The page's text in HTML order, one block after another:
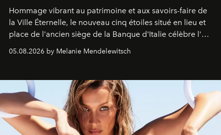
Hommage vibrant au patrimoine et aux savoirs-faire de
la Ville Éternelle, le nouveau cinq étoiles situé en lieu et
place de l'ancien siège de la Banque d'Italie célèbre l'art
de vivre Romain dans toute son élégance intemporelle.
05.08.2026 by Melanie Mendelewitsch